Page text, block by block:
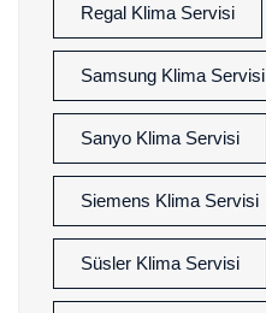
Regal Klima Servisi
Samsung Klima Servisi
Sanyo Klima Servisi
Siemens Klima Servisi
Süsler Klima Servisi